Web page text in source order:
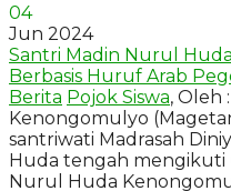
04
Jun 2024
Santri Madin Nurul
Berbasis Huruf Arab
Berita Pojok Siswa, Oleh
Kenongomulyo
santriwati Madrasah
Huda tengah mengikuti
Nurul Huda